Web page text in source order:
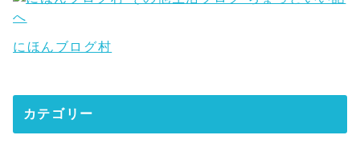
にほんブログ村
カテゴリー